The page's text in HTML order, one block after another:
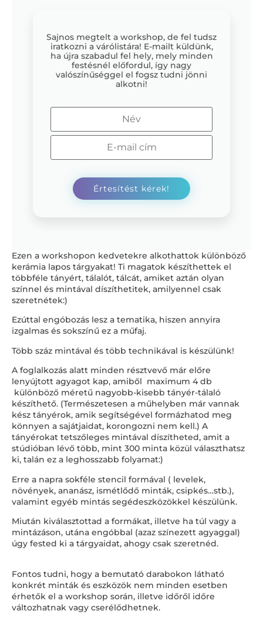
Sajnos megtelt a workshop, de fel tudsz
iratkozni a várólistára! E-mailt küldünk,
ha újra szabadul fel hely, mely minden
festésnél előfordul, így nagy
valószínűséggel el fogsz tudni jönni
alkotni!
Ezen a workshopon kedvetekre alkothattok különböző
kerámia lapos tárgyakat! Ti magatok készíthettek el
többféle tányért, tálalót, tálcát, amiket aztán olyan
színnel és mintával díszíthetitek, amilyennel csak
szeretnétek:)
Ezúttal engóbozás lesz a tematika, hiszen annyira
izgalmas és sokszínű ez a műfaj.
Több száz mintával és több technikával is készülünk!
A foglalkozás alatt minden résztvevő már előre
lenyújtott agyagot kap, amiből maximum 4 db
különböző méretű nagyobb-kisebb tányér-tálaló
készíthető. (Természetesen a műhelyben már vannak
kész tányérok, amik segítségével formázhatod meg
könnyen a sajátjaidat, korongozni nem kell.) A
tányérokat tetszőleges mintával díszítheted, amit a
stúdióban lévő több, mint 300 minta közül választhatsz
ki, talán ez a leghosszabb folyamat:)
Erre a napra sokféle stencil formával ( levelek,
növények, ananász, ismétlődő minták, csipkés…stb.),
valamint egyéb mintás segédeszközökkel készülünk.
Miután kiválasztottad a formákat, illetve ha túl vagy a
mintázáson, utána engóbbal (azaz színezett agyaggal)
úgy fested ki a tárgyaidat, ahogy csak szeretnéd.
Fontos tudni, hogy a bemutató darabokon látható
konkrét minták és eszközök nem minden esetben
érhetők el a workshop során, illetve időről időre
változhatnak vagy cserélődhetnek.